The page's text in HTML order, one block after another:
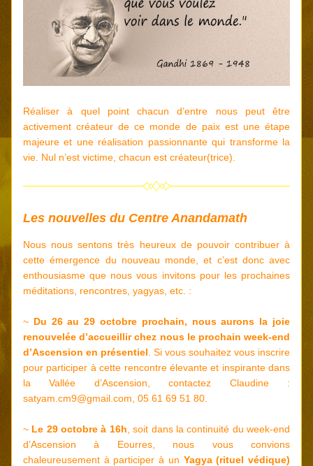
Réaliser à quel point chacun d’entre nous peut être
activement créateur de ce monde de paix est une étape
majeure et une réalisation passionnante qui transforme la
vie. Nul n’est victime, chacun est créateur(trice).
Les nouvelles du Centre Anandamath
Nous nous sentons très heureux de pouvoir contribuer à
cette émergence du nouveau monde, et c’est donc avec
enthousiasme que nous vous invitons pour les prochaines
méditations, rencontres, yagyas, etc. :
~ Du 26 au 29 octobre prochain, nous aurons la joie
renouvelée d’accueillir chez nous le prochain week-end
d’Ascension en présentiel . Si vous souhaitez vous inscrire
pour participer à cette rencontre élevante et inspirante dans
la Vallée d’Ascension, contactez Claudine :
satyam.cm9@gmail.com, 05 61 69 51 80.
~ Le 29 octobre à 16h , soit dans la continuité du week-end
d’Ascension à Eourres, nous vous convions
chaleureusement à participer à un Yagya (rituel védique)